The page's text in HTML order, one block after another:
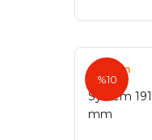
%10
System
System
mm